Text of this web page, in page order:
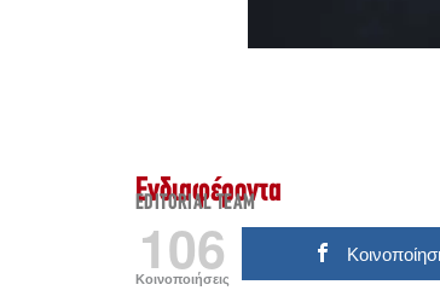
Ενδιαφέροντα
EDITORIAL TEAM
106
Κοινοποιήσεις